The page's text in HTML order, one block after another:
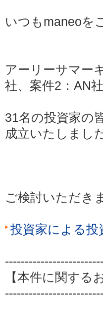
いつもmaneoを
アーリーサマー
社、案件2：AN
31名の投資家の
成立いたしまし
ご検討いただき
投資家による
【本件に関する